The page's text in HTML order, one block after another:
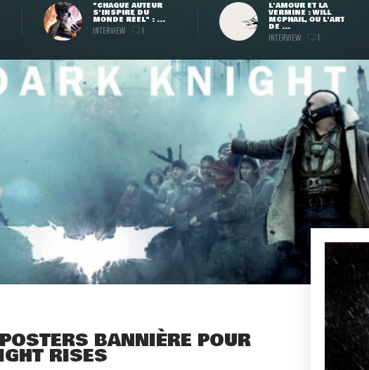
"CHAQUE AUTEUR
S'INSPIRE DU
MONDE RÉEL" : ...
INTERVIEW 1
L'AMOUR ET LA
VERMINE : WILL
MCPHAIL, OU L'ART
DE ...
INTERVIEW 1
BANNIÈRE POUR
RISES